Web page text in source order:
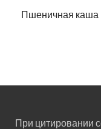
Пшеничная каша
При цитировании